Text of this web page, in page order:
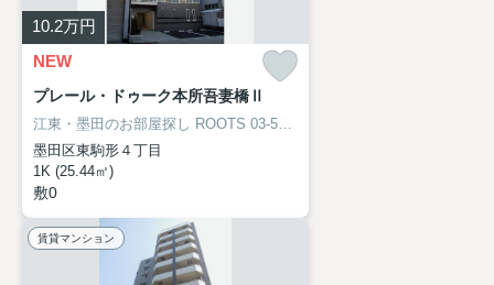
10.2万円
NEW
プレール・ドゥーク本所吾妻橋Ⅱ
江東・墨田のお部屋探し ROOTS 03-5638-8866
墨田区東駒形４丁目
1K (25.44㎡)
敷0
賃貸マンション